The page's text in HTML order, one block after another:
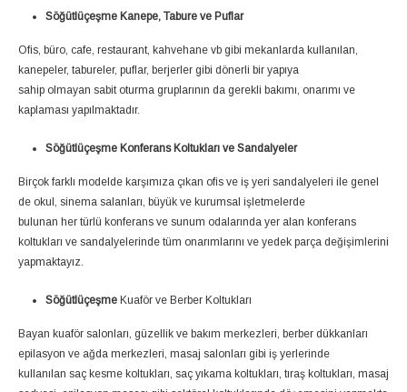
Söğütlüçeşme Kanepe, Tabure ve Puflar
Ofis, büro, cafe, restaurant, kahvehane vb gibi mekanlarda kullanılan,
kanepeler, tabureler, puflar, berjerler gibi dönerli bir yapıya
sahip olmayan sabit oturma gruplarının da gerekli bakımı, onarımı ve
kaplaması yapılmaktadır.
Söğütlüçeşme Konferans Koltukları ve Sandalyeler
Birçok farklı modelde karşımıza çıkan ofis ve iş yeri sandalyeleri ile genel
de okul, sinema salanları, büyük ve kurumsal işletmelerde
bulunan her türlü konferans ve sunum odalarında yer alan konferans
koltukları ve sandalyelerinde tüm onarımlarını ve yedek parça değişimlerini
yapmaktayız.
Söğütlüçeşme Kuaför ve Berber Koltukları
Bayan kuaför salonları, güzellik ve bakım merkezleri, berber dükkanları
epilasyon ve ağda merkezleri, masaj salonları gibi iş yerlerinde
kullanılan saç kesme koltukları, saç yıkama koltukları, tıraş koltukları, masaj